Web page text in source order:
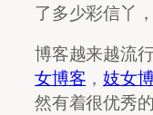
了多少彩信丫
博客越来越流
女博客 ，妓女
然有着很优秀